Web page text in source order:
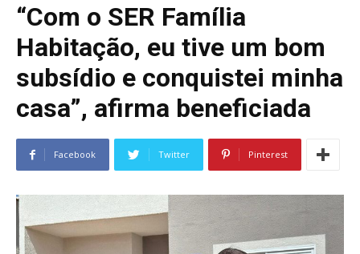
“Com o SER Família
Habitação, eu tive um bom
subsídio e conquistei minha
casa”, afirma beneficiada
Facebook Twitter Pinterest